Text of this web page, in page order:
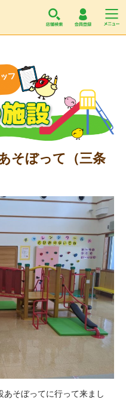
そぼって（三条
そぼってに行って来まし